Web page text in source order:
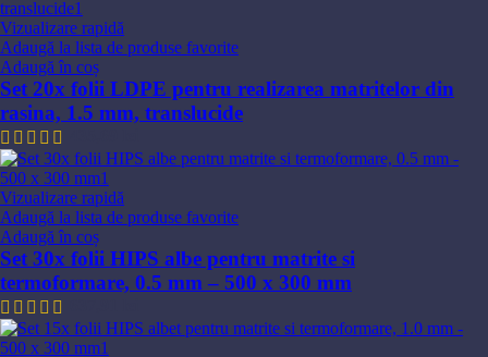
Vizualizare rapidă
Adaugă la lista de produse favorite
Adaugă în coș
Set 20x folii LDPE pentru realizarea matritelor din
rasina, 1.5 mm, translucide
Vizualizare rapidă
Adaugă la lista de produse favorite
Adaugă în coș
Set 30x folii HIPS albe pentru matrite si
termoformare, 0.5 mm – 500 x 300 mm